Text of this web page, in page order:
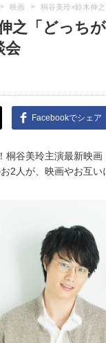
> 映画 > 桐谷美玲×鈴木伸
之「どっち
会
Facebookでシェア
桐谷美玲主演最新映
2人が、映画やお互い